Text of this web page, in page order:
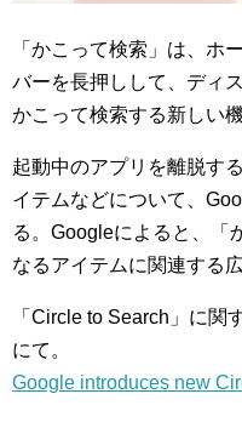
「かこって検索」は、ホ
バーを長押しして、ディ
かこって検索する新しい機
起動中のアプリを離脱す
イテムなどについて、
る。Googleによると、「
なるアイテムに関連する
「Circle to Search」に
にて。
Google introduces new